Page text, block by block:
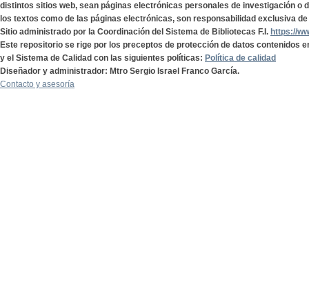
distintos sitios web, sean páginas electrónicas personales de investigación o
los textos como de las páginas electrónicas, son responsabilidad exclusiva
Sitio administrado por la Coordinación del Sistema de Bibliotecas F.I. https://
Este repositorio se rige por los preceptos de protección de datos contenidos
y el Sistema de Calidad con las siguientes políticas: Política de calidad
Diseñador y administrador: Mtro Sergio Israel Franco García.
Contacto y asesoría